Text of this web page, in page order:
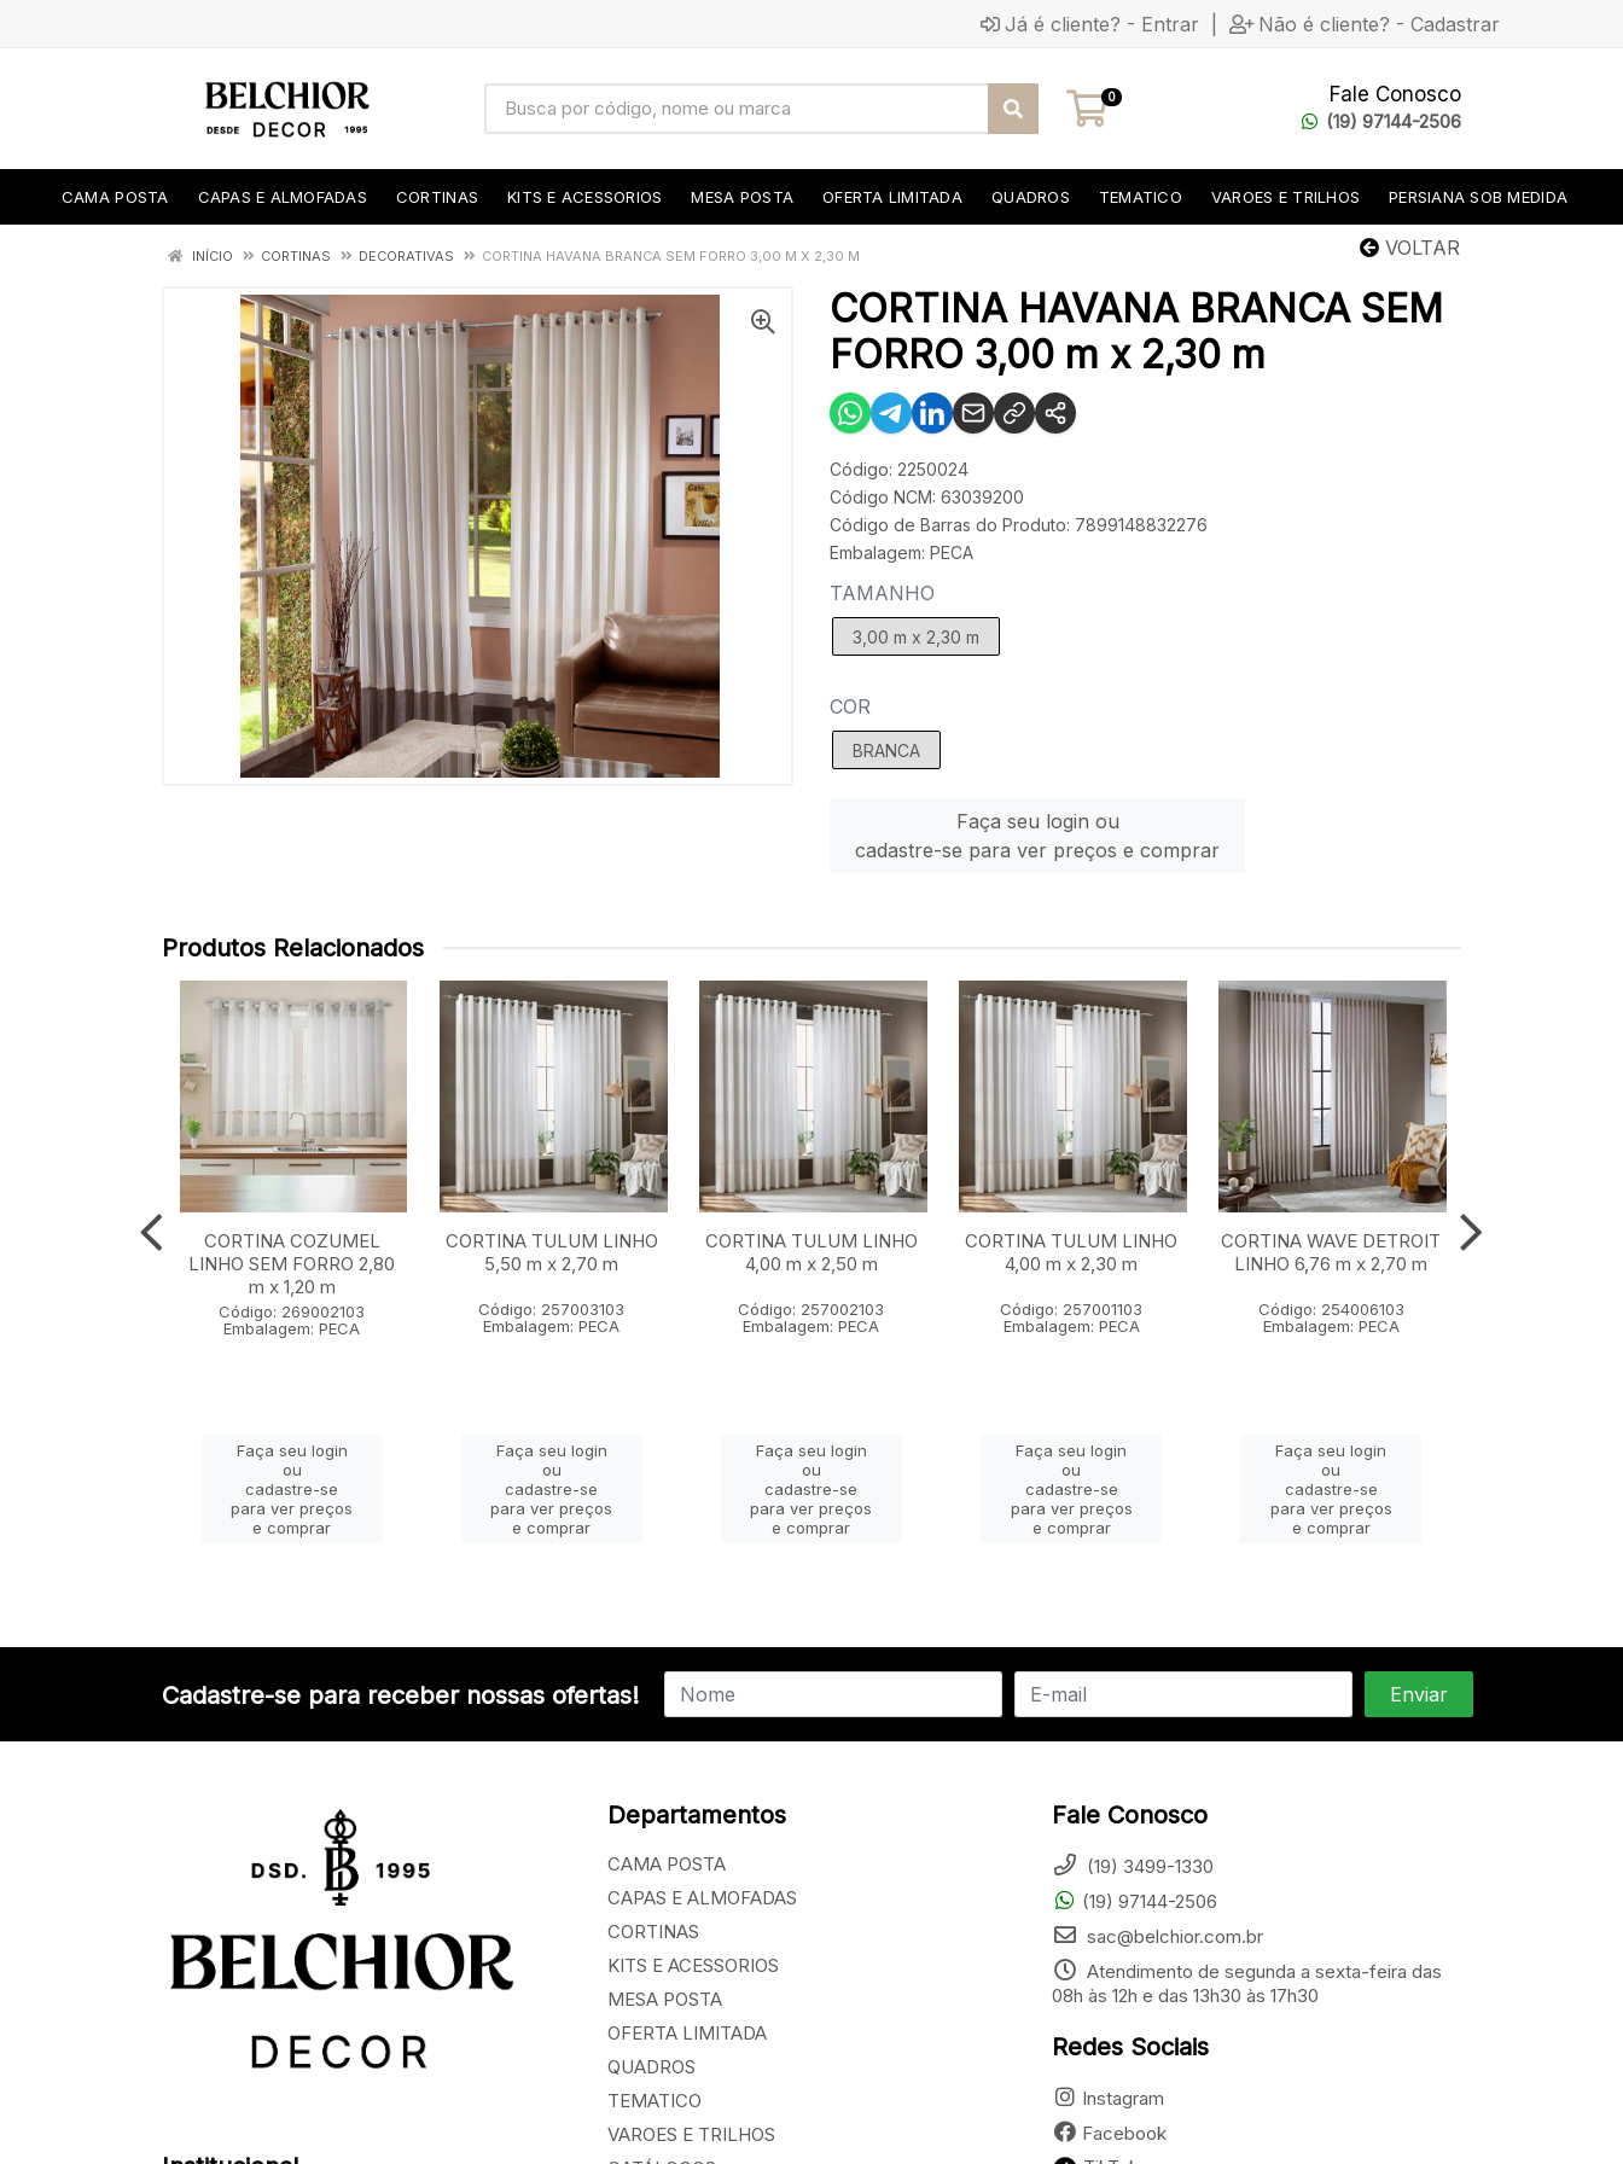
Já é cliente? - Entrar Não é cliente? - Cadastrar
0 Fale Conosco
(19) 97144-2506
CAMA POSTA CAPAS E ALMOFADAS CORTINAS KITS E ACESSORIOS MESA POSTA OFERTA LIMITADA QUADROS TEMATICO VAROES E TRILHOS PERSIANA SOB MEDIDA
VOLTAR
INÍCIO CORTINAS DECORATIVAS CORTINA HAVANA BRANCA SEM FORRO 3,00 M X 2,30 M
CORTINA HAVANA BRANCA SEM
FORRO 3,00 m x 2,30 m
Código: 2250024
Código NCM: 63039200
Código de Barras do Produto: 7899148832276
Embalagem: PECA
TAMANHO
3,00 m x 2,30 m
COR
BRANCA
Faça seu login ou
cadastre-se para ver preços e comprar
Produtos Relacionados
CORTINA COZUMEL
LINHO SEM FORRO 2,80
m x 1,20 m
Código: 269002103
Embalagem: PECA
Faça seu login
ou
cadastre-se
para ver preços
e comprar
CORTINA TULUM LINHO
5,50 m x 2,70 m
Código: 257003103
Embalagem: PECA
Faça seu login
ou
cadastre-se
para ver preços
e comprar
CORTINA TULUM LINHO
4,00 m x 2,50 m
Código: 257002103
Embalagem: PECA
Faça seu login
ou
cadastre-se
para ver preços
e comprar
CORTINA TULUM LINHO
4,00 m x 2,30 m
Código: 257001103
Embalagem: PECA
Faça seu login
ou
cadastre-se
para ver preços
e comprar
CORTINA WAVE DETROIT
LINHO 6,76 m x 2,70 m
Código: 254006103
Embalagem: PECA
Faça seu login
ou
cadastre-se
para ver preços
e comprar
Cadastre-se para receber nossas ofertas!
Departamentos
CAMA POSTA
CAPAS E ALMOFADAS
CORTINAS
KITS E ACESSORIOS
MESA POSTA
OFERTA LIMITADA
QUADROS
TEMATICO
VAROES E TRILHOS
Fale Conosco
(19) 3499-1330
(19) 97144-2506
sac@belchior.com.br
Atendimento de segunda a sexta-feira das
08h às 12h e das 13h30 às 17h30
Redes Sociais
Instagram
Facebook